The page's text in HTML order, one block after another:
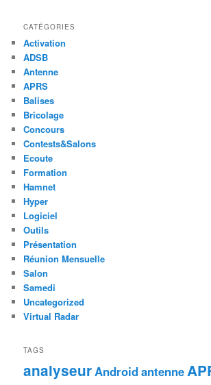
CATÉGORIES
Activation
ADSB
Antenne
APRS
Balises
Bricolage
Concours
Contests&Salons
Ecoute
Formation
Hamnet
Hyper
Logiciel
Outils
Présentation
Réunion Mensuelle
Salon
Samedi
Uncategorized
Virtual Radar
TAGS
analyseurAndroidantenne